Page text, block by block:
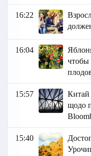
16:22
16:04
чтобы
15:57
Китай
щодо
15:40